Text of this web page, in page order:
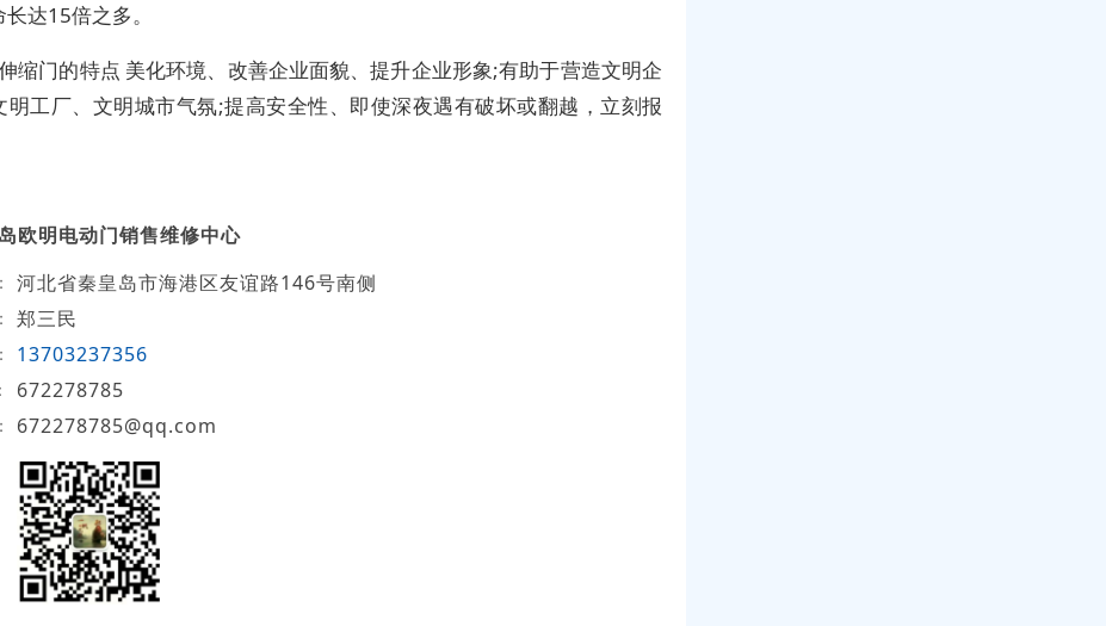
达15倍之多。
缩门的特点 美化环境、改善企业面貌、提升企业形象;有助于营造文明企
明工厂、文明城市气氛;提高安全性、即使深夜遇有破坏或翻越，立刻报
欧明电动门销售维修中心
河北省秦皇岛市海港区友谊路146号南侧
郑三民
13703237356
672278785
672278785@qq.com